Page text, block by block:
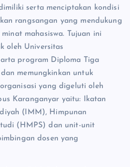
serta menciptakan kondisi
rangsangan yang mendukung
mahasiswa. Tujuan ini
oleh Universitas
program Diploma Tiga
memungkinkan untuk
yang digeluti oleh
Karanganyar yaitu: Ikatan
(IMM), Himpunan
(HMPS) dan unit-unit
dosen yang